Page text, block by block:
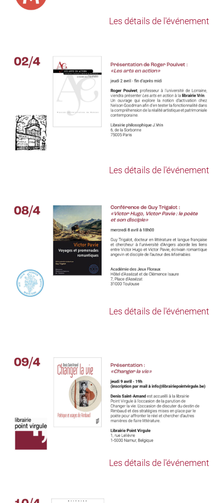
Les détails de l'événement
Les détails de l'événement
Les détails de l'événement
Les détails de l'événement